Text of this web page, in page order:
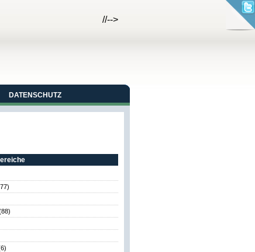
//-->
DATENSCHUTZ